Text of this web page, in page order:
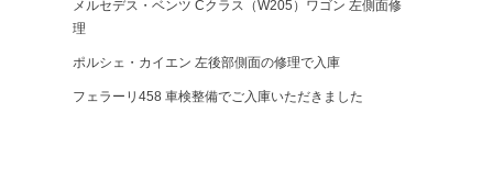
メルセデス・ベンツ Cクラス（W205）ワゴン 左側面修
理
ポルシェ・カイエン 左後部側面の修理で入庫
フェラーリ458 車検整備でご入庫いただきました